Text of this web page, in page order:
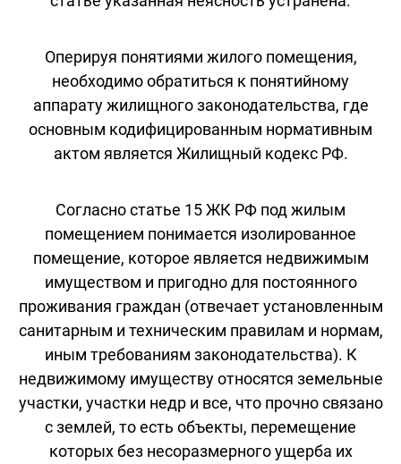
Оперируя понятиями жилого помещения,
необходимо обратиться к понятийному
аппарату жилищного законодательства, где
основным кодифицированным нормативным
актом является Жилищный кодекс РФ.
Согласно статье 15 ЖК РФ под жилым
помещением понимается изолированное
помещение, которое является недвижимым
имуществом и пригодно для постоянного
проживания граждан (отвечает установленным
санитарным и техническим правилам и нормам,
иным требованиям законодательства). К
недвижимому имуществу относятся земельные
участки, участки недр и все, что прочно связано
с землей, то есть объекты, перемещение
которых без несоразмерного ущерба их